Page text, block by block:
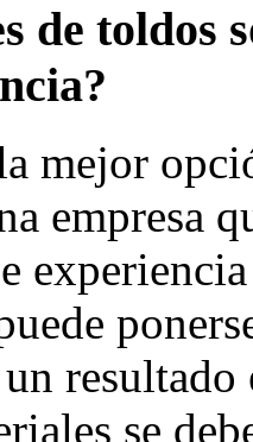
de toldos
mejor
empresa
se